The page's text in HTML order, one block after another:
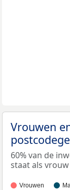
Vrouwen
60% van de
staat als
Vrouwen